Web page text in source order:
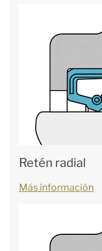
Retén radial
Más información